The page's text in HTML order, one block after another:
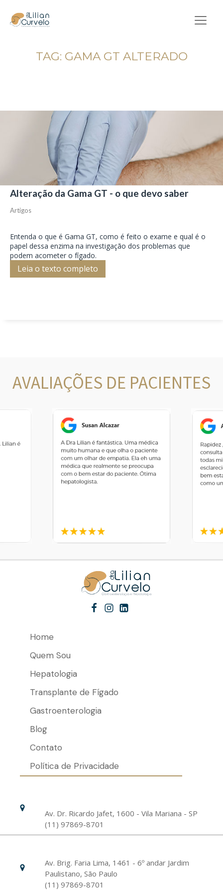
TAG: GAMA GT ALTERADO
Alteração da Gama GT - o que devo saber
Artigos
Entenda o que é Gama GT, como é feito o exame e qual é o
papel dessa enzima na investigação dos problemas que
podem acometer o fígado.
Leia o texto completo
AVALIAÇÕES DE PACIENTES
Home
Quem Sou
Hepatologia
Transplante de Fígado
Gastroenterologia
Blog
Contato
Política de Privacidade
Av. Dr. Ricardo Jafet, 1600 - Vila Mariana - SP
(11) 97869-8701
Av. Brig. Faria Lima, 1461 - 6º andar Jardim
Paulistano, São Paulo
(11) 97869-8701